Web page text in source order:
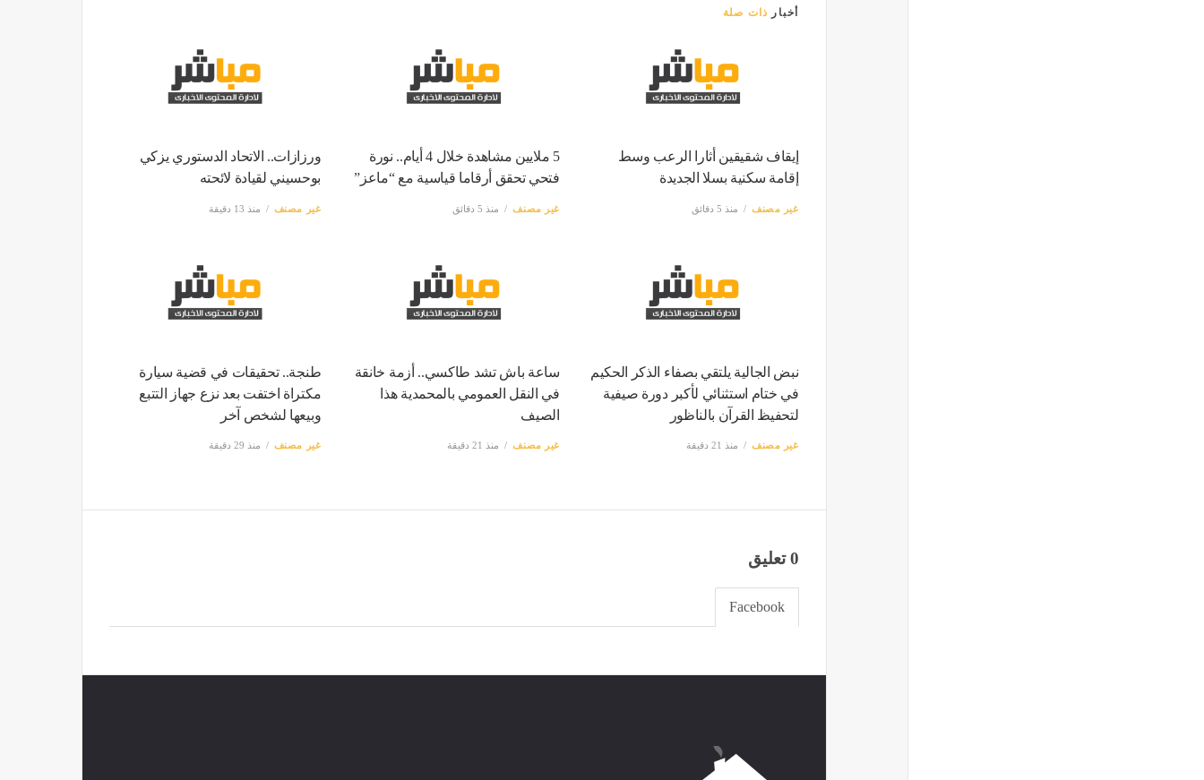
أخبار ذات صلة
إيقاف شقيقين أثارا الرعب وسط
إقامة سكنية بسلا الجديدة
غير مصنف منذ 5 دقائق
5 ملايين مشاهدة خلال 4 أيام.. نورة
فتحي تحقق أرقاما قياسية مع “ماعز”
غير مصنف منذ 5 دقائق
ورزازات.. الاتحاد الدستوري يزكي
بوحسيني لقيادة لائحته
غير مصنف منذ 13 دقيقة
نبض الجالية يلتقي بصفاء الذكر الحكيم
في ختام استثنائي لأكبر دورة صيفية
لتحفيظ القرآن بالناظور
غير مصنف منذ 21 دقيقة
ساعة باش تشد طاكسي.. أزمة خانقة
في النقل العمومي بالمحمدية هذا
الصيف
غير مصنف منذ 21 دقيقة
طنجة.. تحقيقات في قضية سيارة
مكتراة اختفت بعد نزع جهاز التتبع
وبيعها لشخص آخر
غير مصنف منذ 29 دقيقة
0 تعليق
Facebook